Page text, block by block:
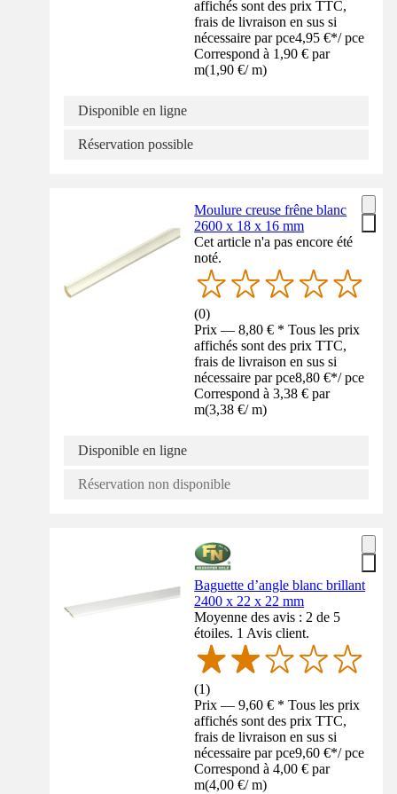
affichés sont des prix TTC,
frais de livraison en sus si
nécessaire par pce4,95 €*/ pce
Correspond à 1,90 € par
m(1,90 €/ m)
Disponible en ligne
Réservation possible
Moulure creuse frêne blanc
2600 x 18 x 16 mm
Cet article n'a pas encore été
noté.
(0)
Prix — 8,80 € * Tous les prix
affichés sont des prix TTC,
frais de livraison en sus si
nécessaire par pce8,80 €*/ pce
Correspond à 3,38 € par
m(3,38 €/ m)
Disponible en ligne
Réservation non disponible
Baguette d’angle blanc brillant
2400 x 22 x 22 mm
Moyenne des avis : 2 de 5
étoiles. 1 Avis client.
(1)
Prix — 9,60 € * Tous les prix
affichés sont des prix TTC,
frais de livraison en sus si
nécessaire par pce9,60 €*/ pce
Correspond à 4,00 € par
m(4,00 €/ m)